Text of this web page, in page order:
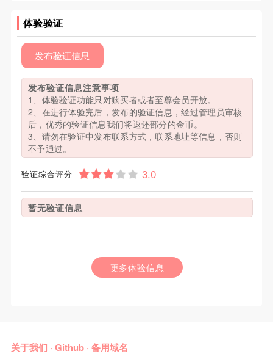
体验验证
发布验证信息
发布验证信息注意事项
1、体验验证功能只对购买者或者至尊会员开放。
2、在进行体验完后，发布的验证信息，经过管理员审核
后，优秀的验证信息我们将返还部分的金币。
3、请勿在验证中发布联系方式，联系地址等信息，否则
不予通过。
验证综合评分
暂无验证信息
更多体验信息
关于我们 · Github· 备用域名